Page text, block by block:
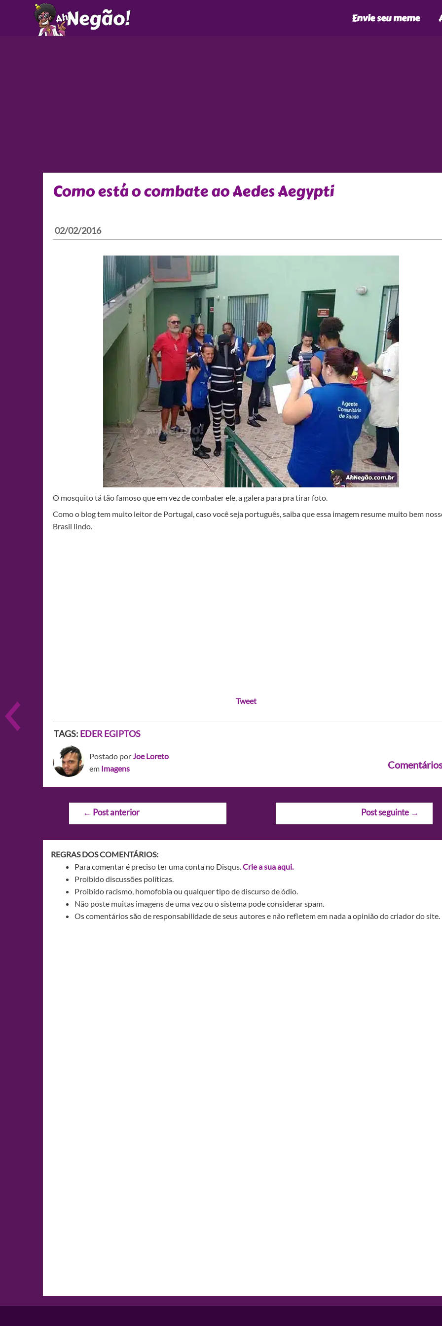
Envie seu meme
Como está o combate ao Aedes Aegypti
02/02/2016
O mosquito tá tão famoso que em vez de combater ele, a galera para pra tirar foto.
Como o blog tem muito leitor de Portugal, caso você seja português, saiba que essa imagem resume muito bem
Brasil lindo.
Tweet
TAGS: EDER EGIPTOS
Postado porJoe Loreto
em Imagens
Navegação
← Post anterior Post seguinte →
REGRAS DOS COMENTÁRIOS:
Para comentar é preciso ter uma conta no Disqus.Crie a sua aqui.
Proibido discussões políticas.
Proibido racismo, homofobia ou qualquer tipo de discurso de ódio.
Não poste muitas imagens de uma vez ou o sistema pode considerar spam.
Os comentários são de responsabilidade de seus autores e não refletem em nada a opinião do criador do site.